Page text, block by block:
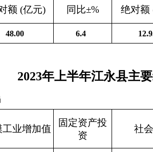
额 (亿元) 同比±% 绝对额
48.00 6.4
2023年上半年江永县主
工业增加值
固定资产投
资
社